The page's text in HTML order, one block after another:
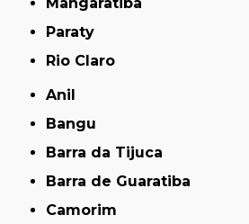
Paraty
Rio Claro
Anil
Bangu
Barra da Tijuca
Barra de Guaratiba
Camorim